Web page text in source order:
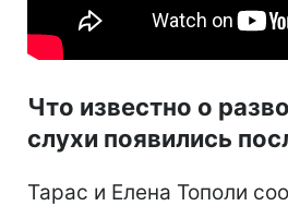
Что известно о
слухи появились
Тарас и Елена Тополи